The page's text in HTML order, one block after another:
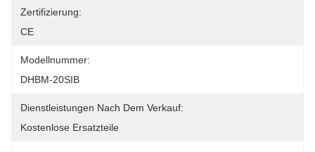
Zertifizierung:
CE
Modellnummer:
DHBM-20SIB
Dienstleistungen Nach Dem Verkauf:
Kostenlose Ersatzteile